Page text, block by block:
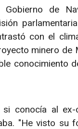
Gobierno de
con el
minero de
conocimiento
conocía al ex-
"He visto su